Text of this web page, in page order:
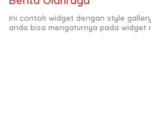
Ini contoh widget dengan style
anda bisa mengaturnya pada widget